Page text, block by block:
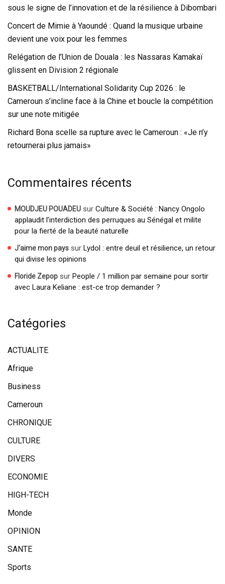
sous le signe de l’innovation et de la résilience à Dibombari
Concert de Mimie à Yaoundé : Quand la musique urbaine
devient une voix pour les femmes
Relégation de l’Union de Douala : les Nassaras Kamakaï
glissent en Division 2 régionale
BASKETBALL/International Solidarity Cup 2026 : le
Cameroun s’incline face à la Chine et boucle la compétition
sur une note mitigée
Richard Bona scelle sa rupture avec le Cameroun : «Je n’y
retournerai plus jamais»
Commentaires récents
MOUDJEU POUADEU sur Culture & Société : Nancy Ongolo
applaudit l’interdiction des perruques au Sénégal et milite
pour la fierté de la beauté naturelle
J'aime mon pays sur Lydol : entre deuil et résilience, un retour
qui divise les opinions
Floride Zepop sur People / 1 million par semaine pour sortir
avec Laura Keliane : est-ce trop demander ?
Catégories
ACTUALITE
Afrique
Business
Cameroun
CHRONIQUE
CULTURE
DIVERS
ECONOMIE
HIGH-TECH
Monde
OPINION
SANTE
Sports